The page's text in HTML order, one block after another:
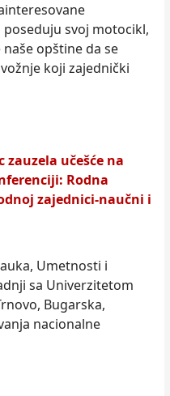
svoj motocikl,
opštine da se
koji zajednički
zauzela učešće na
Rodna
zajednici-naučni i
Umetnosti i
sa Univerzitetom
Bugarska,
nacionalne